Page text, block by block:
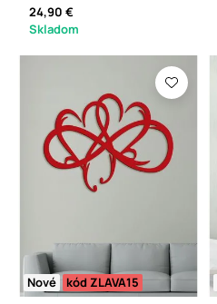
24,90 €
Skladom
Nové kód ZLAVA15